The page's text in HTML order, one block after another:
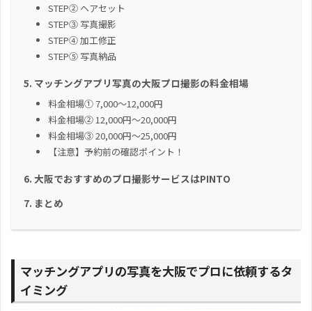
STEP② ヘアセット
STEP③ 写真撮影
STEP④ 加工修正
STEP⑤ 写真納品
マッチングアプリ写真の大阪プロ撮影の料金相場
料金相場① 7,000～12,000円
料金相場② 12,000円～20,000円
料金相場③ 20,000円～25,000円
【注意】予約前の確認ポイント！
大阪でおすすめのプロ撮影サービスはPINTO
まとめ
マッチングアプリの写真を大阪でプロに依頼するタ
イミング